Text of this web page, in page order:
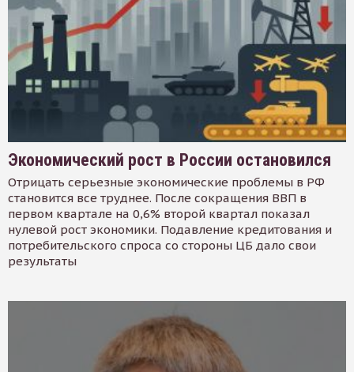
Экономический рост в России остановился
Отрицать серьезные экономические проблемы в РФ
становится все труднее. После сокращения ВВП в
первом квартале на 0,6% второй квартал показал
нулевой рост экономики. Подавление кредитования и
потребительского спроса со стороны ЦБ дало свои
результаты